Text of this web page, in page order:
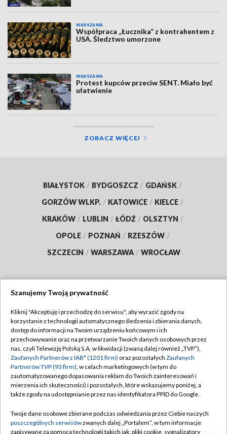
WARSZAWA
Współpraca „Łucznika” z kontrahentem z
USA. Śledztwo umorzone
WARSZAWA
Protest kupców przeciw SENT. Miało być
ułatwienie
ZOBACZ WIĘCEJ
BIAŁYSTOK / BYDGOSZCZ / GDAŃSK /
GORZÓW WLKP. / KATOWICE / KIELCE /
KRAKÓW / LUBLIN / ŁÓDŹ / OLSZTYN /
OPOLE / POZNAŃ / RZESZÓW /
SZCZECIN / WARSZAWA / WROCŁAW
TVP
Abonament TVP
Emisja w TVP
Centrum informacji TVP
Naziemna Telewizja Cyfrowa
Rada Programowa
Regulamin TVP
Polityka prywatności
Moje zgody
Pomoc
Kontakt
Szanujemy Twoją prywatność
Kliknij "Akceptuję i przechodzę do serwisu", aby wyrazić zgody na
korzystanie z technologii automatycznego śledzenia i zbierania danych,
dostęp do informacji na Twoim urządzeniu końcowym i ich
przechowywanie oraz na przetwarzanie Twoich danych osobowych przez
nas, czyli Telewizję Polską S.A. w likwidacji (zwaną dalej również „TVP”),
Zaufanych Partnerów z IAB* (1201 firm) oraz pozostałych Zaufanych
Partnerów TVP (93 firm), w celach marketingowych (w tym do
zautomatyzowanego dopasowania reklam do Twoich zainteresowań i
mierzenia ich skuteczności) i pozostałych, które wskazujemy poniżej, a
także zgody na udostępnianie przez nas identyfikatora PPID do Google.
Twoje dane osobowe zbierane podczas odwiedzania przez Ciebie naszych
poszczególnych serwisówzwanych dalej „Portalem”, w tym informacje
zapisywane za pomocą technologii takich jak: pliki cookie, sygnalizatory